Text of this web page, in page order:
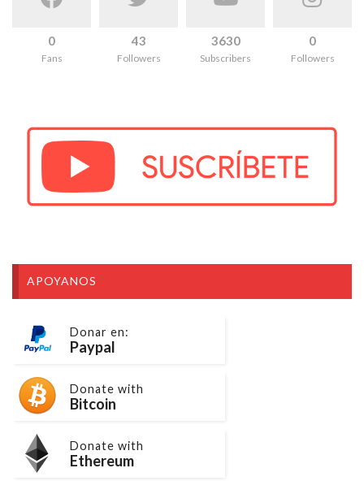
0
Fans
43
Followers
3630
Subscribers
0
Followers
APOYANOS
Donar en:
Paypal
Donate with
Bitcoin
Donate with
Ethereum